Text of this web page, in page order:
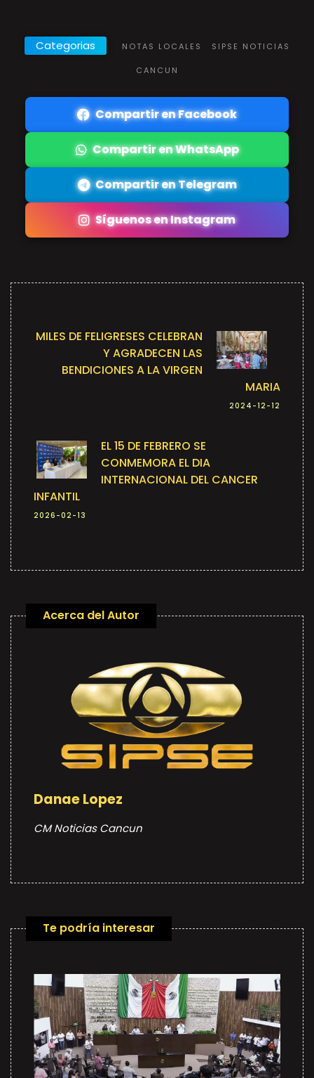
Categorias NOTAS LOCALES SIPSE NOTICIAS
CANCUN
Compartir en Facebook
Compartir en WhatsApp
Compartir en Telegram
Síguenos en Instagram
MILES DE FELIGRESES CELEBRAN
Y AGRADECEN LAS
BENDICIONES A LA VIRGEN
MARIA
2024-12-12
EL 15 DE FEBRERO SE
CONMEMORA EL DIA
INTERNACIONAL DEL CANCER
INFANTIL
2026-02-13
Acerca del Autor
Danae Lopez
CM Noticias Cancun
Te podría interesar